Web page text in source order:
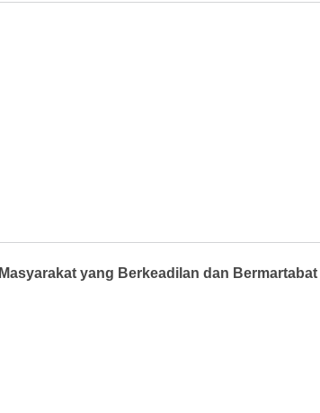
yang Berkeadilan dan Bermartabat